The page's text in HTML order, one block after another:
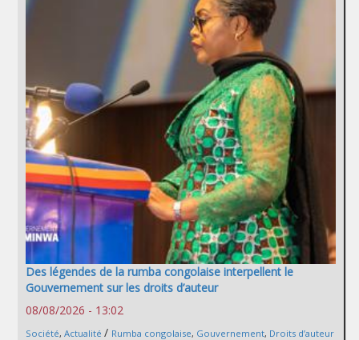
Des légendes de la rumba congolaise interpellent le
Gouvernement sur les droits d’auteur
08/08/2026 - 13:02
Société, Actualité / Rumba congolaise, Gouvernement, Droits d’auteur